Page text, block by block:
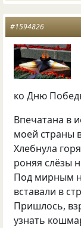
#1594826
ко Дню
Впечатана в
моей страны
Хлебнула
роняя слёзы
Под мирным
вставали в
Пришлось,
узнать